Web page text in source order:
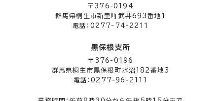
〒376-0194
群馬県桐生市新里町武井693番地1
電話：0277-74-2211
黒保根支所
〒376-0196
群馬県桐生市黒保根町水沼182番地3
電話：0277-96-2111